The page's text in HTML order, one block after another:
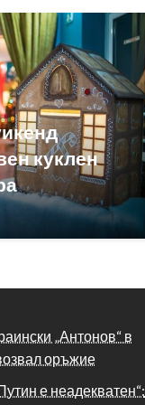
куклен
„Антонов“ в
оръжие
е неадекватен“: